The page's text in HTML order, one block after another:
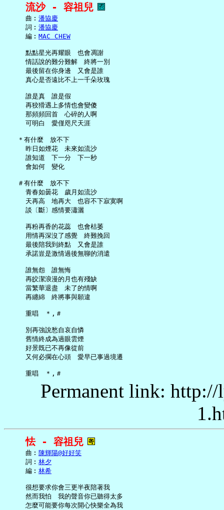
流沙 - 容祖兒
     曲︰
潘協慶
     詞︰
潘協慶
     編︰
MAC CHEW
     點點星光再耀眼　也會凋謝
     情話說的難分難解　終將一別
     最後留在你身邊　又會是誰
     真心是否遠比不上一千朵玫瑰
     誰是真　誰是假
     再狡猾遇上多情也會變傻
     那頻頻回首　心碎的人啊
     可明白　愛僅咫尺天涯
   ＊有什麼　放不下
     昨日如煙花　未來如流沙
     誰知道　下一分　下一秒
     會如何　變化
   ＃有什麼　放不下
     青春如曇花　歲月如流沙
     天再高　地再大　也容不下寂寞啊
     談〔斷〕感情要瀟灑
     再粉再香的花蕊　也會枯萎
     用情再深沒了感覺　終難挽回
     最後陪我到終點　又會是誰
     承諾豈是激情過後無聊的消遣
     誰無怨　誰無悔
     再皎潔浪漫的月也有殘缺
     當繁華退盡　未了的情啊
     再纏綿　終將事與願違
     重唱　＊,＃
     別再強說愁自哀自憐
     舊情終成為過眼雲煙
     好景既已不再像從前
     又何必擱在心頭　愛早已事過境遷
Permanent link:
怯 - 容祖兒
     曲︰
陳輝陽@好好笑
     詞︰
林夕
     編︰
林希
     很想要求你會三更半夜陪著我
     然而我怕　我的聲音你已聽得太多
     怎麼可能要你每次開心快樂全為我